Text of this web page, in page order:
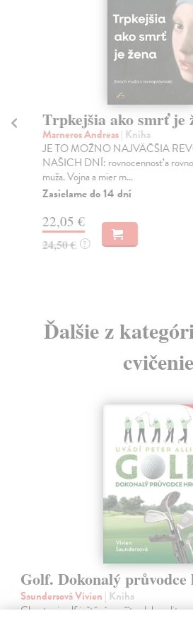
Trpkejšia ako smrť je
Marneros Andreas| Kniha
JE TO MOŽNO NAJVÄČŠIA
NAŠICH DNÍ: rovnocennosť a
muža. Vojna a mier m...
Zasielame do 14 dní
22,05 €
24,50 € ?
Ďalšie z
cvičenie
Golf. Dokonalý průvodce
Saundersová Vivien | Kniha
Chcete si golf ještě více užít, zdokonalit